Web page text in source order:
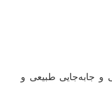
و جابه‌جایی طبیعی و